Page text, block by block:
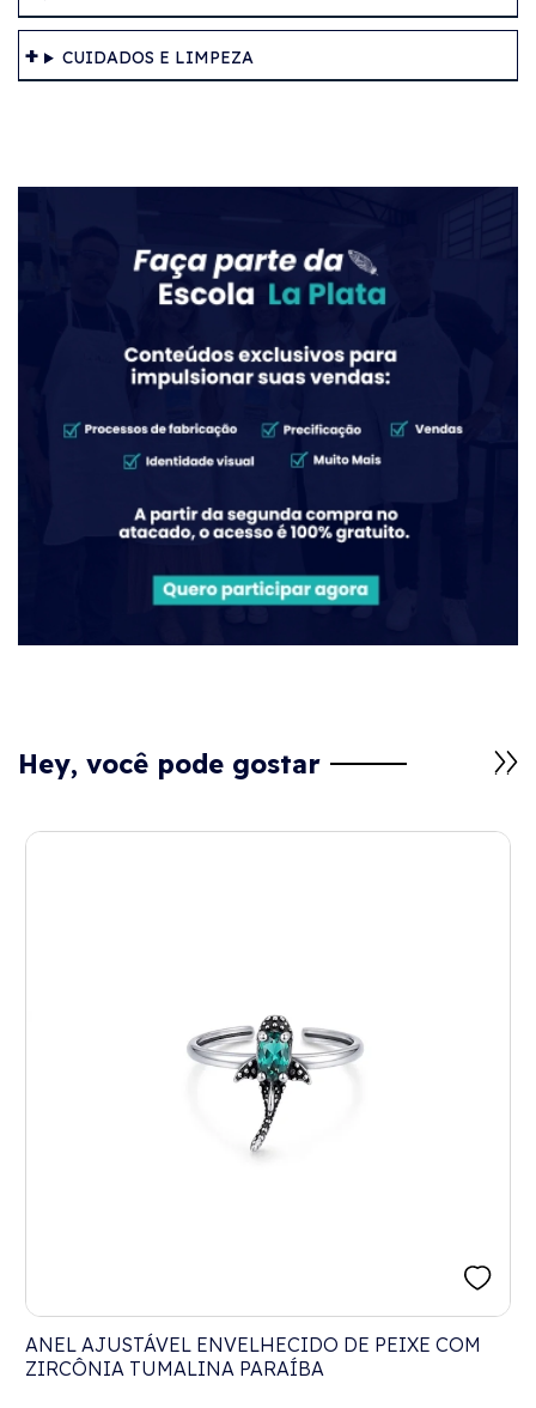
CUIDADOS E LIMPEZA
Hey, você pode gostar
ANEL AJUSTÁVEL ENVELHECIDO DE PEIXE COM
ZIRCÔNIA TUMALINA PARAÍBA